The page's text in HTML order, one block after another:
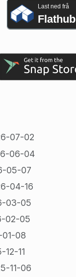
Last ned frå
Flathub
07-02
06-04
05-07
04-16
03-05
02-05
08
12-11
11-06